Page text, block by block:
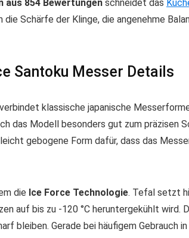
aus 854 Bewertungen schneidet das
die Schärfe der Klinge, die angenehme
Santoku Messer Details
klassische japanische
das Modell besonders gut zum präzisen
gebogene Form dafür, dass das
die Ice Force Technologie. Tefal setzt
auf bis zu -120 °C heruntergekühlt wird.
bleiben. Gerade bei häufigem Gebrauch